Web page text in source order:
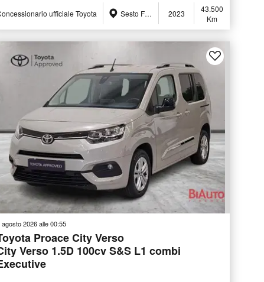
ufficiale Toyota Sesto Fiorentino (FI) 2023
43.500
Km
agosto 2026 alle 00:55
Proace City Verso
Verso 1.5D 100cv S&S L1 combi